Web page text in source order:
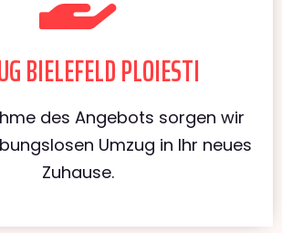
BIELEFELD PLOIESTI
des Angebots sorgen wir
Umzug in Ihr neues
Zuhause.